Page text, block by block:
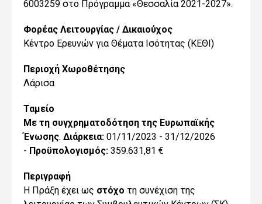
6003259 στο Πρόγραμμα «Θεσσαλία 2021-2027».
Φορέας Λειτουργίας / Δικαιούχος
Κέντρο Ερευνών για Θέματα Ισότητας (ΚΕΘΙ)
Περιοχή Χωροθέτησης
Λάρισα
Ταμείο
Με τη συγχρηματοδότηση της Ευρωπαϊκής
Ένωσης. Διάρκεια: 01/11/2023 - 31/12/2026
- Προϋπολογισμός: 359.631,81 €
Περιγραφή
Η Πράξη έχει ως στόχο τη συνέχιση της